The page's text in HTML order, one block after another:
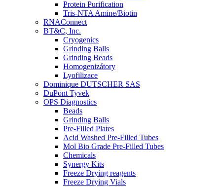
Protein Purification
Tris-NTA Amine/Biotin
RNAConnect
BT&C, Inc.
Cryogenics
Grinding Balls
Grinding Beads
Homogenizátory
Lyofilizace
Dominique DUTSCHER SAS
DuPont Tyvek
OPS Diagnostics
Beads
Grinding Balls
Pre-Filled Plates
Acid Washed Pre-Filled Tubes
Mol Bio Grade Pre-Filled Tubes
Chemicals
Synergy Kits
Freeze Drying reagents
Freeze Drying Vials